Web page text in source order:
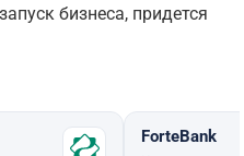
бизнеса, придется
ForteBank